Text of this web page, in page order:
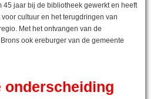
45 jaar bij de bibliotheek gewerkt en heeft
cultuur en het terugdringen van
Met het ontvangen van de
ook ereburger van de gemeente
onderscheiding